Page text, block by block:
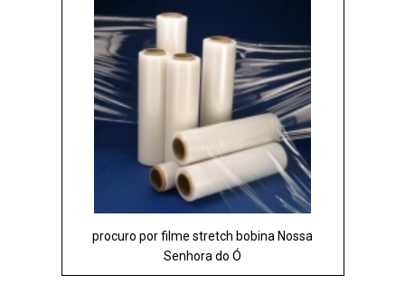
procuro por filme stretch bobina Nossa
Senhora do Ó